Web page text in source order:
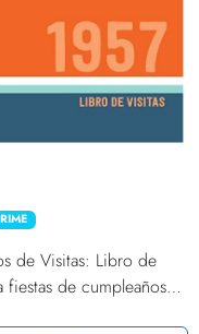
de Visitas: Libro de
fiestas de cumpleaños